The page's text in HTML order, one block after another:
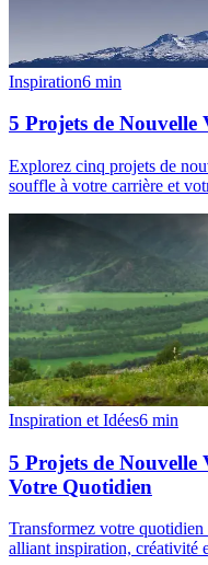
Inspiration6 min
5 Projets de
Explorez cinq projets de
souffle à votre carrière et
Inspiration et Idées6 min
5 Projets de
Votre Quotidien
Transformez votre
alliant inspiration, créativité